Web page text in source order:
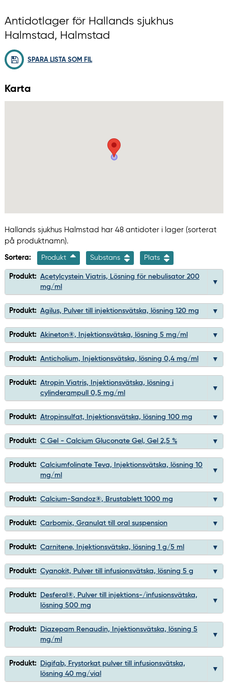
Antidotlager för Hallands sjukhus
Halmstad, Halmstad
SPARA LISTA SOM FIL
Karta
Hallands sjukhus Halmstad har 48 antidoter i lager (sorterat
på produktnamn).
Sortera: Produkt Substans Plats
Produkt: Acetylcystein Viatris, Lösning för nebulisator 200
mg/ml
Produkt: Agilus, Pulver till injektionsvätska, lösning 120 mg
Produkt: Akineton®, Injektionsvätska, lösning 5 mg/ml
Produkt: Anticholium, Injektionsvätska, lösning 0,4 mg/ml
Produkt: Atropin Viatris, Injektionsvätska, lösning i
cylinderampull 0,5 mg/ml
Produkt: Atropinsulfat, Injektionsvätska, lösning 100 mg
Produkt: C Gel - Calcium Gluconate Gel, Gel 2,5 %
Produkt: Calciumfolinate Teva, Injektionsvätska, lösning 10
mg/ml
Produkt: Calcium-Sandoz®, Brustablett 1000 mg
Produkt: Carbomix, Granulat till oral suspension
Produkt: Carnitene, Injektionsvätska, lösning 1 g/5 ml
Produkt: Cyanokit, Pulver till infusionsvätska, lösning 5 g
Produkt:
Desferal®, Pulver till injektions-/infusionsvätska,
lösning 500 mg
Produkt:
Diazepam Renaudin, Injektionsvätska, lösning 5
mg/ml
Produkt:
Digifab, Frystorkat pulver till infusionsvätska,
lösning 40 mg/vial